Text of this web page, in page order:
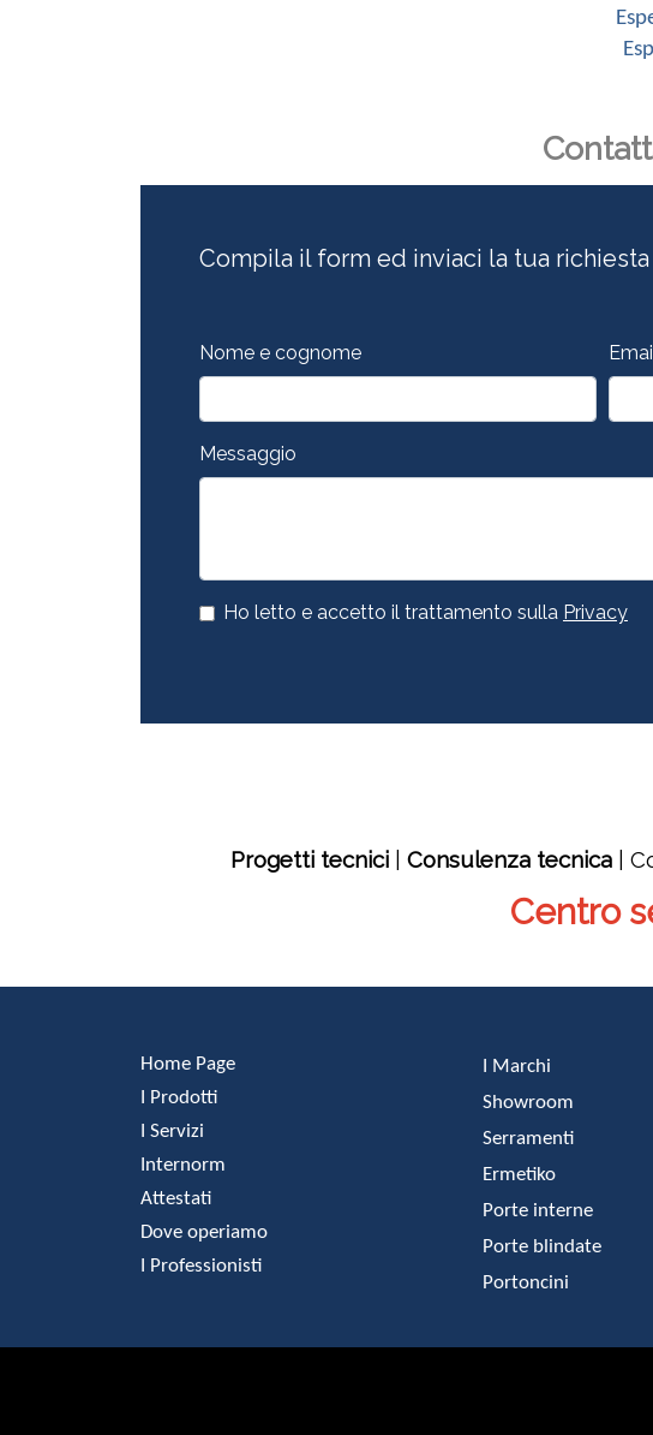
Compila il form ed inviaci la tua richiesta
Nome e cognome
Messaggio
Ho letto e accetto il trattamento sulla Privacy
Progetti tecnici Consulenza tecnica |
Centro
Home Page
I Prodotti
I Servizi
Internorm
Attestati
Dove operiamo
I Professionisti
I Marchi
Showroom
Serramenti
Ermetiko
Porte interne
Porte blindate
Portoncini